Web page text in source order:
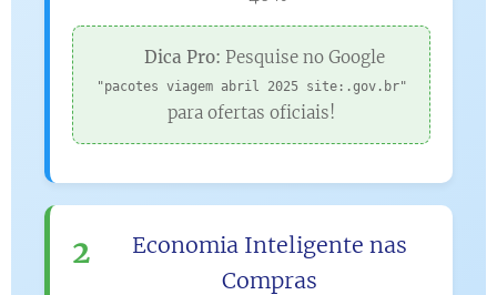
Dica Pro: Pesquise no Google
"pacotes viagem abril 2025 site:.gov.br"
para ofertas oficiais!
2
Economia Inteligente nas
Compras